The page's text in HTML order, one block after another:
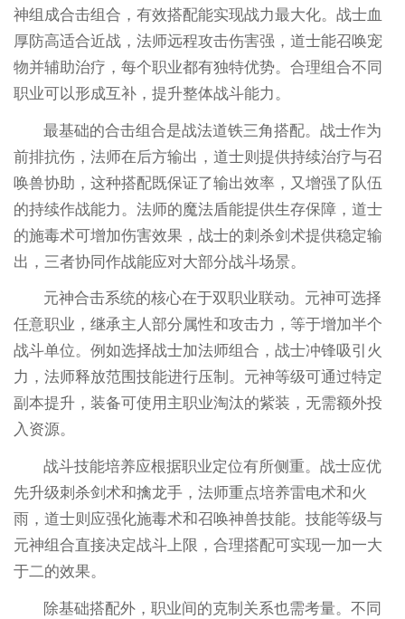
神组成合击组合，有效搭配能实现战力最大化。战士血
厚防高适合近战，法师远程攻击伤害强，道士能召唤宠
物并辅助治疗，每个职业都有独特优势。合理组合不同
职业可以形成互补，提升整体战斗能力。
最基础的合击组合是战法道铁三角搭配。战士作为
前排抗伤，法师在后方输出，道士则提供持续治疗与召
唤兽协助，这种搭配既保证了输出效率，又增强了队伍
的持续作战能力。法师的魔法盾能提供生存保障，道士
的施毒术可增加伤害效果，战士的刺杀剑术提供稳定输
出，三者协同作战能应对大部分战斗场景。
元神合击系统的核心在于双职业联动。元神可选择
任意职业，继承主人部分属性和攻击力，等于增加半个
战斗单位。例如选择战士加法师组合，战士冲锋吸引火
力，法师释放范围技能进行压制。元神等级可通过特定
副本提升，装备可使用主职业淘汰的紫装，无需额外投
入资源。
战斗技能培养应根据职业定位有所侧重。战士应优
先升级刺杀剑术和擒龙手，法师重点培养雷电术和火
雨，道士则应强化施毒术和召唤神兽技能。技能等级与
元神组合直接决定战斗上限，合理搭配可实现一加一大
于二的效果。
除基础搭配外，职业间的克制关系也需考量。不同